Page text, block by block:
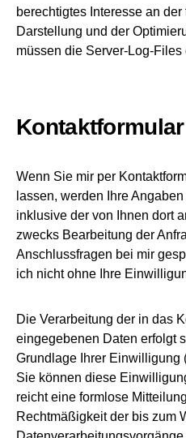
berechtigtes Interesse an
Darstellung und der
müssen die Server-Log-Files
Kontaktformular
Wenn Sie mir per
lassen, werden Ihre
inklusive der von Ihnen dort
zwecks Bearbeitung der
Anschlussfragen bei mir
ich nicht ohne Ihre
Die Verarbeitung der in das
eingegebenen Daten erfolgt
Grundlage Ihrer Einwilligung
Sie können diese
reicht eine formlose
Rechtmäßigkeit der bis zum